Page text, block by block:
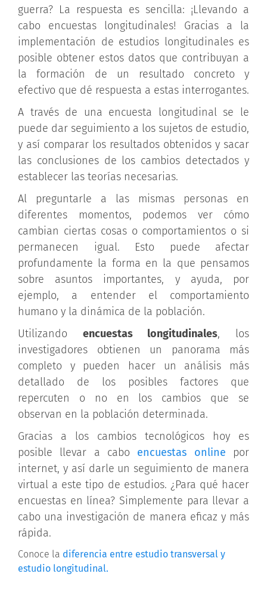
guerra? La respuesta es sencilla: ¡Llevando a
cabo encuestas longitudinales! Gracias a la
implementación de estudios longitudinales es
posible obtener estos datos que contribuyan a
la formación de un resultado concreto y
efectivo que dé respuesta a estas interrogantes.
A través de una encuesta longitudinal se le
puede dar seguimiento a los sujetos de estudio,
y así comparar los resultados obtenidos y sacar
las conclusiones de los cambios detectados y
establecer las teorías necesarias.
Al preguntarle a las mismas personas en
diferentes momentos, podemos ver cómo
cambian ciertas cosas o comportamientos o si
permanecen igual. Esto puede afectar
profundamente la forma en la que pensamos
sobre asuntos importantes, y ayuda, por
ejemplo, a entender el comportamiento
humano y la dinámica de la población.
Utilizando encuestas longitudinales, los
investigadores obtienen un panorama más
completo y pueden hacer un análisis más
detallado de los posibles factores que
repercuten o no en los cambios que se
observan en la población determinada.
Gracias a los cambios tecnológicos hoy es
posible llevar a cabo encuestas online por
internet, y así darle un seguimiento de manera
virtual a este tipo de estudios. ¿Para qué hacer
encuestas en línea? Simplemente para llevar a
cabo una investigación de manera eficaz y más
rápida.
Conoce la diferencia entre estudio transversal y
estudio longitudinal.